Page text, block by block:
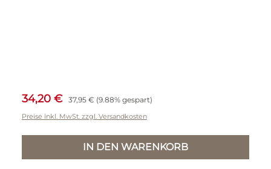
Verkaufspreis:
34,20 € Regulärer Preis:
37,95 € (9.88% gespart)
Preise inkl. MwSt. zzgl. Versandkosten
IN DEN WARENKORB